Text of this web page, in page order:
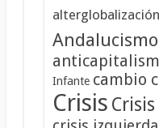
alterglobalización
Andalucismo
Infante cambio
Crisis